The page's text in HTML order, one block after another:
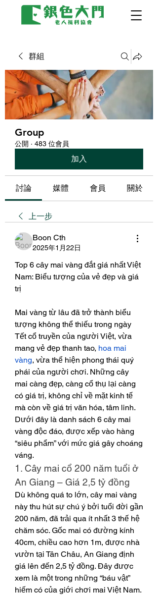
群組
Group
公開 · 483 位會員
加入
討論 媒體 會員 關於
上一步
Boon Cth
2025年1月22日
Top 6 cây mai vàng đắt giá nhất Việt
Nam: Biểu tượng của vẻ đẹp và giá
trị
Mai vàng từ lâu đã trở thành biểu
tượng không thể thiếu trong ngày
Tết cổ truyền của người Việt, vừa
mang vẻ đẹp thanh tao, hoa mai
vàng, vừa thể hiện phong thái quý
phái của người chơi. Những cây
mai càng đẹp, càng cổ thụ lại càng
có giá trị, không chỉ về mặt kinh tế
mà còn về giá trị văn hóa, tâm linh.
Dưới đây là danh sách 6 cây mai
vàng độc đáo, được xếp vào hàng
“siêu phẩm” với mức giá gây choáng
váng.
1. Cây mai cổ 200 năm tuổi ở
An Giang – Giá 2,5 tỷ đồng
Dù không quá to lớn, cây mai vàng
này thu hút sự chú ý bởi tuổi đời gần
200 năm, đã trải qua ít nhất 3 thế hệ
chăm sóc. Gốc mai có đường kính
40cm, chiều cao hơn 1m, được nhà
vườn tại Tân Châu, An Giang định
giá lên đến 2,5 tỷ đồng. Đây được
xem là một trong những “báu vật”
hiếm có của giới chơi mai Việt Nam.